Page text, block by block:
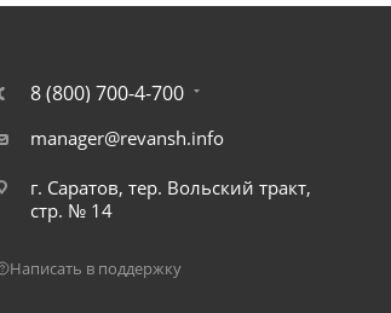
8 (800) 700-4-700
manager@revansh.info
г. Саратов, тер. Вольский тракт,
стр. № 14
Написать в поддержку